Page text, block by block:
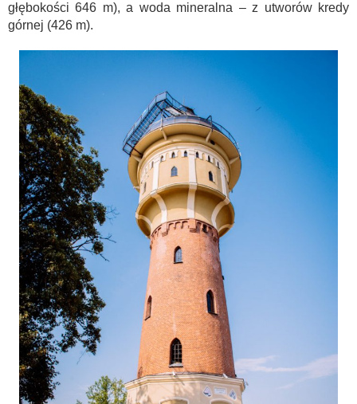
głębokości 646 m), a woda mineralna – z utworów kredy
górnej (426 m).